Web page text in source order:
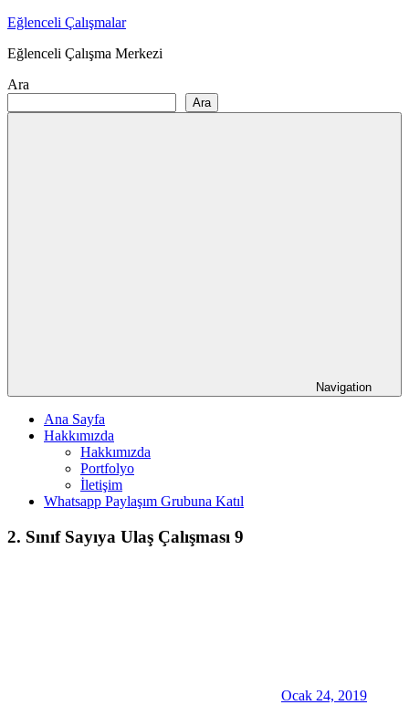
Skip
content
Eğlenceli Çalışmalar
Eğlenceli Çalışma Merkezi
Ara
Ara
Navigation
Ana Sayfa
Hakkımızda
Hakkımızda
Portfolyo
İletişim
Whatsapp Paylaşım Grubuna Katıl
2. Sınıf Sayıya Ulaş Çalışması 9
Ocak 24, 2019